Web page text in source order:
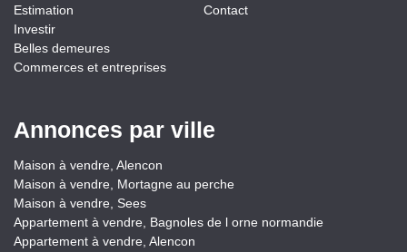
Estimation
Investir
Belles demeures
Commerces et entreprises
Contact
Annonces par ville
Maison à vendre, Alencon
Maison à vendre, Mortagne au perche
Maison à vendre, Sees
Appartement à vendre, Bagnoles de l orne normandie
Appartement à vendre, Alencon